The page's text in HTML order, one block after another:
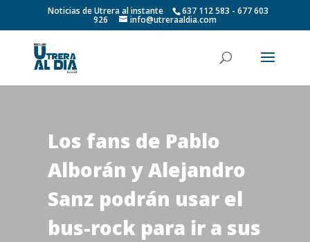
Noticias de Utrera al instante 637 112 583 - 677 603
926 info@utreraaldia.com
Los fans de Pablo
Alborán y Alejandro
Sanz podrán usar el
bus-rock para ir a sus